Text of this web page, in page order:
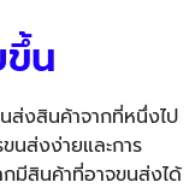
น
ส่งสินค้าจากที่หนึ่งไป
นส่งง่ายและการ
มีสินค้าที่อาจขนส่งได้